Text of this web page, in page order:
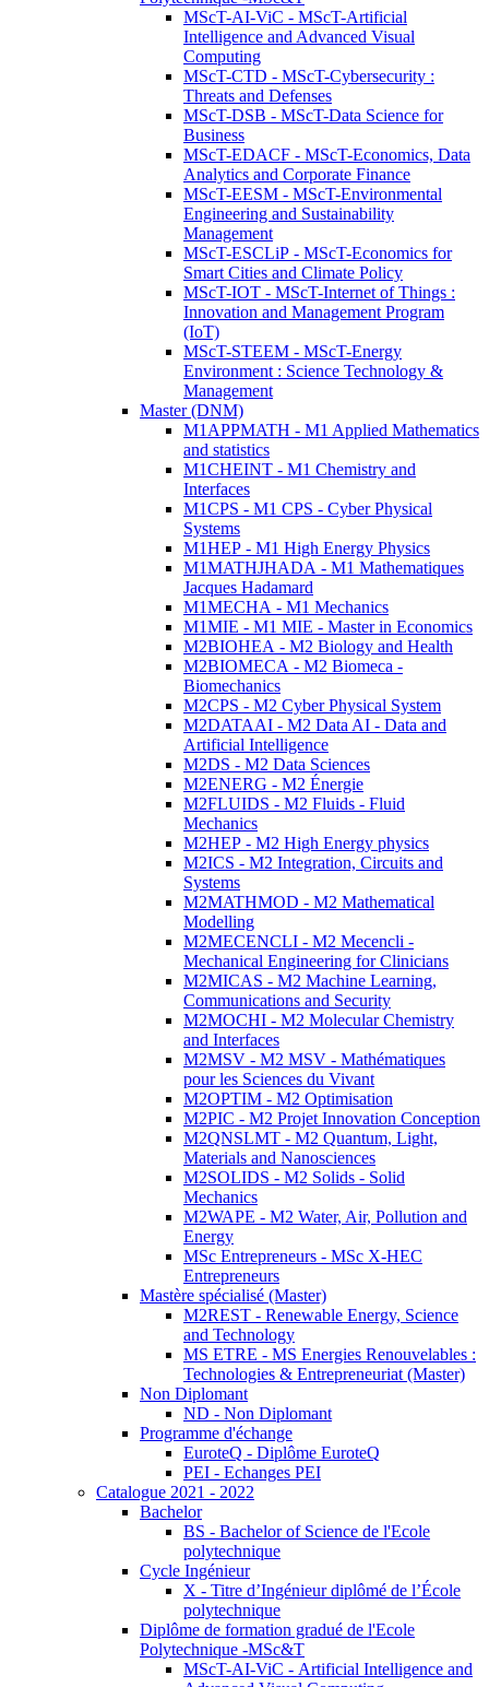
MScT-AI-ViC - MScT-Artificial
Intelligence and Advanced Visual
Computing
MScT-CTD - MScT-Cybersecurity :
Threats and Defenses
MScT-DSB - MScT-Data Science for
Business
MScT-EDACF - MScT-Economics, Data
Analytics and Corporate Finance
MScT-EESM - MScT-Environmental
Engineering and Sustainability
Management
MScT-ESCLiP - MScT-Economics for
Smart Cities and Climate Policy
MScT-IOT - MScT-Internet of Things :
Innovation and Management Program
(IoT)
MScT-STEEM - MScT-Energy
Environment : Science Technology &
Management
Master (DNM)
M1APPMATH - M1 Applied Mathematics
and statistics
M1CHEINT - M1 Chemistry and
Interfaces
M1CPS - M1 CPS - Cyber Physical
Systems
M1HEP - M1 High Energy Physics
M1MATHJHADA - M1 Mathematiques
Jacques Hadamard
M1MECHA - M1 Mechanics
M1MIE - M1 MIE - Master in Economics
M2BIOHEA - M2 Biology and Health
M2BIOMECA - M2 Biomeca -
Biomechanics
M2CPS - M2 Cyber Physical System
M2DATAAI - M2 Data AI - Data and
Artificial Intelligence
M2DS - M2 Data Sciences
M2ENERG - M2 Énergie
M2FLUIDS - M2 Fluids - Fluid
Mechanics
M2HEP - M2 High Energy physics
M2ICS - M2 Integration, Circuits and
Systems
M2MATHMOD - M2 Mathematical
Modelling
M2MECENCLI - M2 Mecencli -
Mechanical Engineering for Clinicians
M2MICAS - M2 Machine Learning,
Communications and Security
M2MOCHI - M2 Molecular Chemistry
and Interfaces
M2MSV - M2 MSV - Mathématiques
pour les Sciences du Vivant
M2OPTIM - M2 Optimisation
M2PIC - M2 Projet Innovation Conception
M2QNSLMT - M2 Quantum, Light,
Materials and Nanosciences
M2SOLIDS - M2 Solids - Solid
Mechanics
M2WAPE - M2 Water, Air, Pollution and
Energy
MSc Entrepreneurs - MSc X-HEC
Entrepreneurs
Mastère spécialisé (Master)
M2REST - Renewable Energy, Science
and Technology
MS ETRE - MS Energies Renouvelables :
Technologies & Entrepreneuriat (Master)
Non Diplomant
ND - Non Diplomant
Programme d'échange
EuroteQ - Diplôme EuroteQ
PEI - Echanges PEI
Catalogue 2021 - 2022
Bachelor
BS - Bachelor of Science de l'Ecole
polytechnique
Cycle Ingénieur
X - Titre d’Ingénieur diplômé de l’École
polytechnique
Diplôme de formation gradué de l'Ecole
Polytechnique -MSc&T
MScT-AI-ViC - Artificial Intelligence and